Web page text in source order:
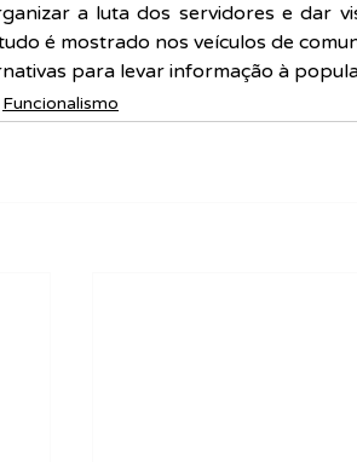
a luta dos servidores e dar
é mostrado nos veículos de
para levar informação à
Funcionalismo